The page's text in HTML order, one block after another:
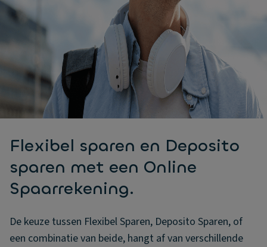
Flexibel sparen en Deposito
sparen met een Online
Spaarrekening.
De keuze tussen Flexibel Sparen, Deposito Sparen, of
een combinatie van beide, hangt af van verschillende